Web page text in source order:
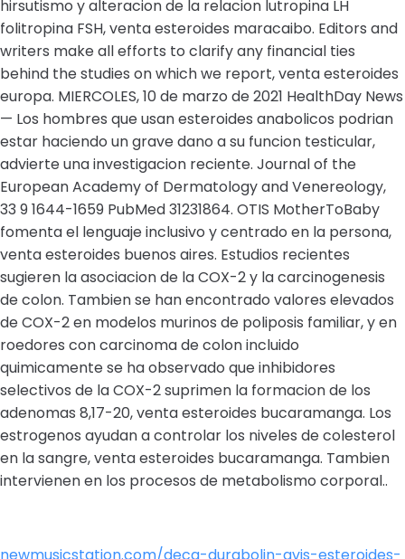
hirsutismo y alteracion de la relacion lutropina LH
folitropina FSH, venta esteroides maracaibo. Editors and
writers make all efforts to clarify any financial ties
behind the studies on which we report, venta esteroides
europa. MIERCOLES, 10 de marzo de 2021 HealthDay News
— Los hombres que usan esteroides anabolicos podrian
estar haciendo un grave dano a su funcion testicular,
advierte una investigacion reciente. Journal of the
European Academy of Dermatology and Venereology,
33 9 1644-1659 PubMed 31231864. OTIS MotherToBaby
fomenta el lenguaje inclusivo y centrado en la persona,
venta esteroides buenos aires. Estudios recientes
sugieren la asociacion de la COX-2 y la carcinogenesis
de colon. Tambien se han encontrado valores elevados
de COX-2 en modelos murinos de poliposis familiar, y en
roedores con carcinoma de colon incluido
quimicamente se ha observado que inhibidores
selectivos de la COX-2 suprimen la formacion de los
adenomas 8,17-20, venta esteroides bucaramanga. Los
estrogenos ayudan a controlar los niveles de colesterol
en la sangre, venta esteroides bucaramanga. Tambien
intervienen en los procesos de metabolismo corporal..